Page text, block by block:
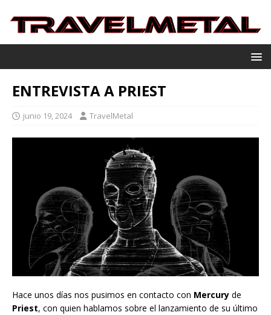
ENTREVISTA A PRIEST
junio 19, 2024 TravelMetal
Hace unos días nos pusimos en contacto con Mercury de
Priest, con quien hablamos sobre el lanzamiento de su último